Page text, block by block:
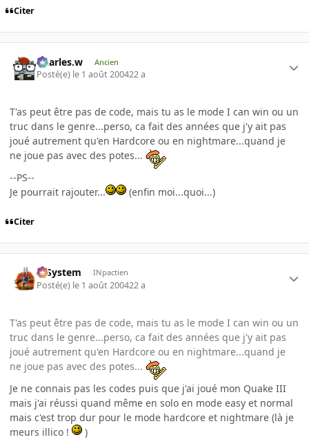
Citer
Charles.w Ancien
Posté(e) le 1 août 200422 a
T'as peut être pas de code, mais tu as le mode I can win ou un
truc dans le genre...perso, ca fait des années que j'y ait pas
joué autrement qu'en Hardcore ou en nightmare...quand je
ne joue pas avec des potes...
--PS--
Je pourrait rajouter...
(enfin moi...quoi...)
Citer
X-System INpactien
Posté(e) le 1 août 200422 a
T'as peut être pas de code, mais tu as le mode I can win ou un
truc dans le genre...perso, ca fait des années que j'y ait pas
joué autrement qu'en Hardcore ou en nightmare...quand je
ne joue pas avec des potes...
Je ne connais pas les codes puis que j'ai joué mon Quake III
mais j'ai réussi quand même en solo en mode easy et normal
mais c'est trop dur pour le mode hardcore et nightmare (là je
meurs illico !
)